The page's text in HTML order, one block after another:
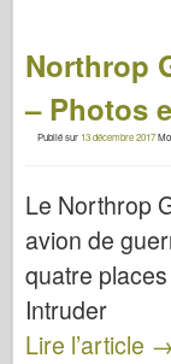
Northrop
– Photos
Publié sur 13 décembre 2017
Le Northrop
avion de
quatre
Intruder
Lire l’article →